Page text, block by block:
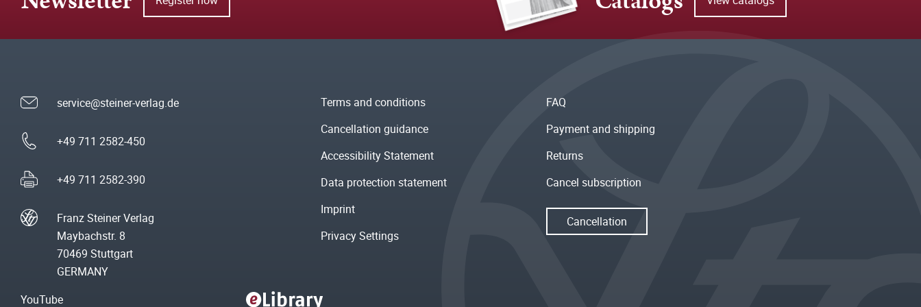
service@steiner-verlag.de
+49 711 2582-450
+49 711 2582-390
Franz Steiner Verlag
Maybachstr. 8
70469 Stuttgart
GERMANY
Terms and conditions
Cancellation guidance
Accessibility Statement
Data protection statement
Imprint
Privacy Settings
FAQ
Payment and shipping
Returns
Cancel subscription
Cancellation
YouTube